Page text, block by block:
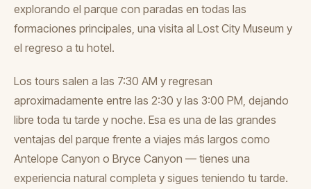
explorando el parque con paradas en todas las
formaciones principales, una visita al Lost City Museum y
el regreso a tu hotel.
Los tours salen a las 7:30 AM y regresan
aproximadamente entre las 2:30 y las 3:00 PM, dejando
libre toda tu tarde y noche. Esa es una de las grandes
ventajas del parque frente a viajes más largos como
Antelope Canyon o Bryce Canyon — tienes una
experiencia natural completa y sigues teniendo tu tarde.